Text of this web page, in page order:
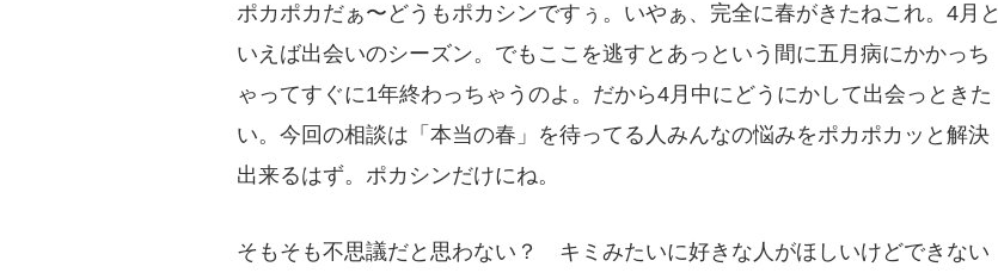
ポカポカだぁ〜どうもポカシンですぅ。いやぁ、完全に春がきたねこれ。4月と
いえば出会いのシーズン。でもここを逃すとあっという間に五月病にかかっち
ゃってすぐに1年終わっちゃうのよ。だから4月中にどうにかして出会っときた
い。今回の相談は「本当の春」を待ってる人みんなの悩みをポカポカッと解決
出来るはず。ポカシンだけにね。
そもそも不思議だと思わない？ キミみたいに好きな人がほしいけどできない